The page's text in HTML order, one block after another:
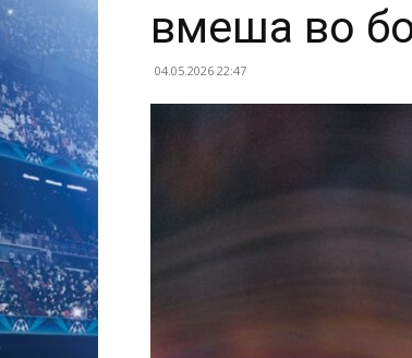
вмеша во
04.05.2026 22:47